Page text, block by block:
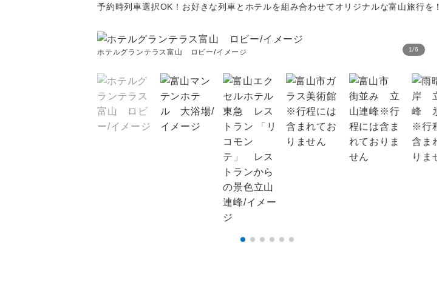
予約時列車選択OK！お好きな列車とホテルを組み合わせてオリジナルな富山旅行を！
1/6
ホテルグランテラス富山 ロビー/イメージ